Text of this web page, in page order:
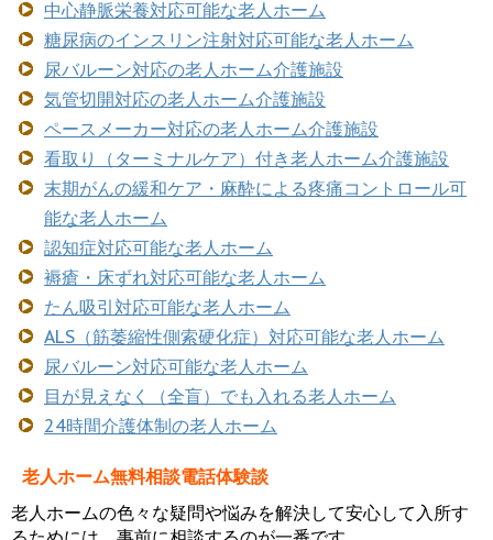
中心静脈栄養対応可能な老人ホーム
糖尿病のインスリン注射対応可能な老人ホーム
尿バルーン対応の老人ホーム介護施設
気管切開対応の老人ホーム介護施設
ペースメーカー対応の老人ホーム介護施設
看取り（ターミナルケア）付き老人ホーム介護施設
末期がんの緩和ケア・麻酔による疼痛コントロール可
能な老人ホーム
認知症対応可能な老人ホーム
褥瘡・床ずれ対応可能な老人ホーム
たん吸引対応可能な老人ホーム
ALS（筋萎縮性側索硬化症）対応可能な老人ホーム
尿バルーン対応可能な老人ホーム
目が見えなく（全盲）でも入れる老人ホーム
24時間介護体制の老人ホーム
老人ホーム無料相談電話体験談
老人ホームの色々な疑問や悩みを解決して安心して入所す